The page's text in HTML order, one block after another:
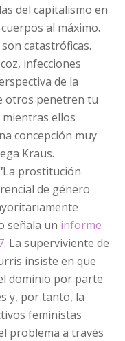
del capitalismo en
al máximo.
catastróficas.
infecciones
de la
otros penetren tu
ellos
concepción muy
Kraus.
La prostitución
de género
señala un informe
. La superviviente de
insiste en que
dominio por parte
y, por tanto, la
feministas
problema a través